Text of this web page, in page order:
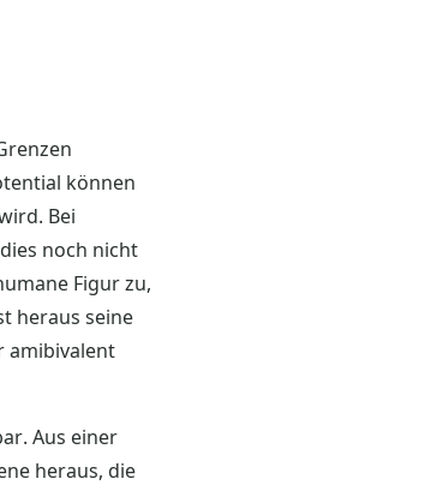
können
Bei
noch nicht
Figur zu,
heraus seine
amibivalent
Aus einer
heraus, die